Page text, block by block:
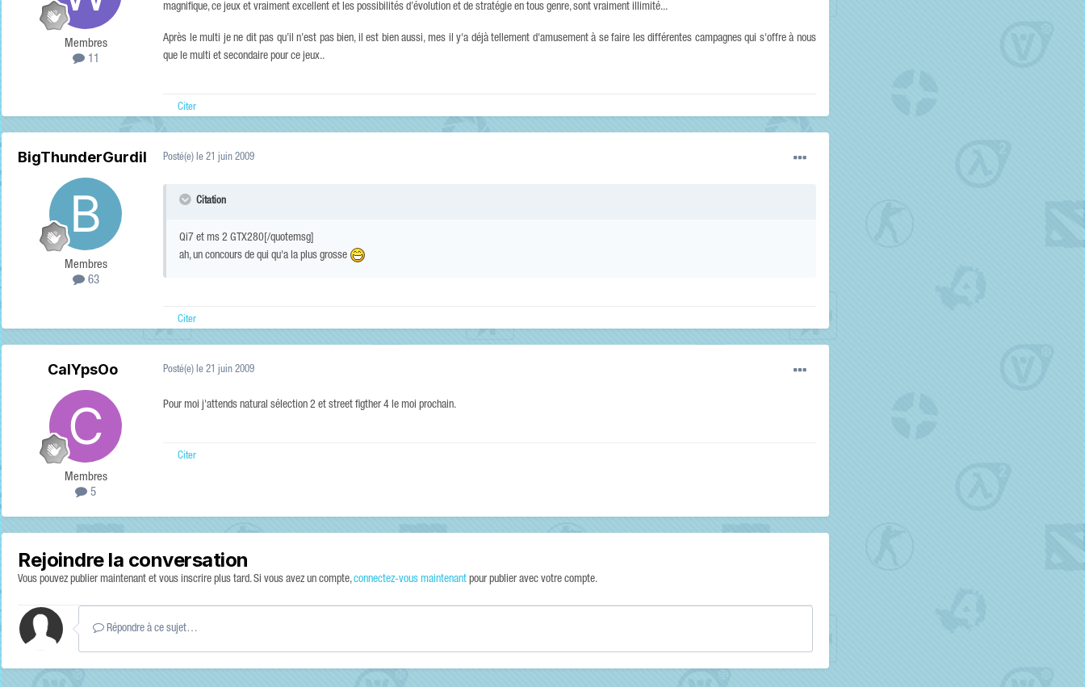
Membres
11
magnifique, ce jeux et vraiment excellent et les possibilités d’évolution et de stratégie en tous genre, sont vraiment illimité...
Après le multi je ne dit pas qu’il n’est pas bien, il est bien aussi, mes il y'a déjà tellement d'amusement à se faire les différentes campagnes qui s'offre à nous
que le multi et secondaire pour ce jeux..
Citer
BigThunderGurdil
Membres
63
Posté(e) le 21 juin 2009
Citation
Qi7 et ms 2 GTX280[/quotemsg]
ah, un concours de qui qu'a la plus grosse
Citer
CalYpsOo
Membres
5
Posté(e) le 21 juin 2009
Pour moi j'attends natural sélection 2 et street figther 4 le moi prochain.
Citer
Rejoindre la conversation
Vous pouvez publier maintenant et vous inscrire plus tard. Si vous avez un compte,connectez-vous maintenant pour publier avec votre compte.
Répondre à ce sujet…